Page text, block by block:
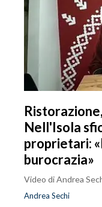
Nell'Isola
proprietari:
burocrazia»
Video di Andrea
Andrea Sechi